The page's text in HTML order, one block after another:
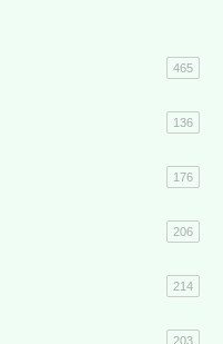
465
136
176
206
214
203